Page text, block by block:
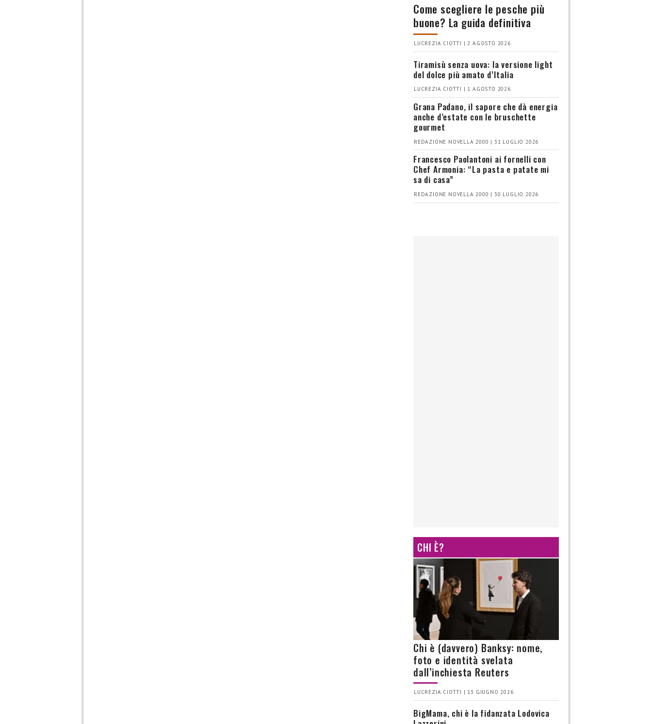
Come scegliere le pesche più
buone? La guida definitiva
LUCREZIA CIOTTI | 2 AGOSTO 2026
Tiramisù senza uova: la versione light
del dolce più amato d’Italia
LUCREZIA CIOTTI | 1 AGOSTO 2026
Grana Padano, il sapore che dà energia
anche d’estate con le bruschette
gourmet
REDAZIONE NOVELLA 2000 | 31 LUGLIO 2026
Francesco Paolantoni ai fornelli con
Chef Armonia: “La pasta e patate mi
sa di casa”
REDAZIONE NOVELLA 2000 | 30 LUGLIO 2026
CHI È?
Chi è (davvero) Banksy: nome,
foto e identità svelata
dall’inchiesta Reuters
LUCREZIA CIOTTI | 13 GIUGNO 2026
BigMama, chi è la fidanzata Lodovica